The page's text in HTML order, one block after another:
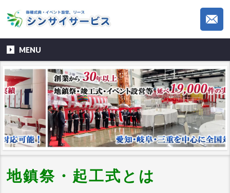
MENU
地鎮祭・起工式とは